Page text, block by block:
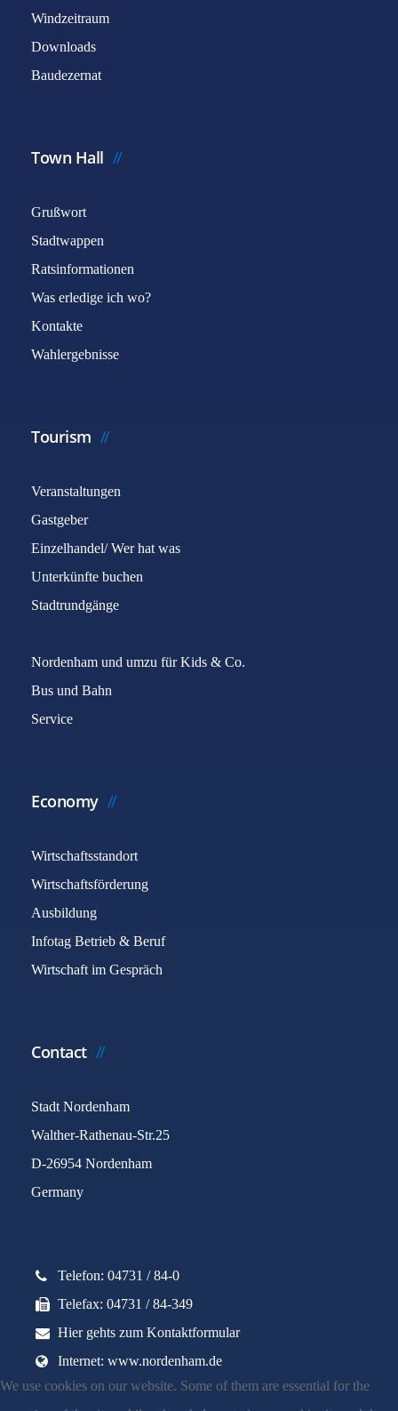
Windzeitraum
Downloads
Baudezernat
Town Hall
Grußwort
Stadtwappen
Ratsinformationen
Was erledige ich wo?
Kontakte
Wahlergebnisse
Tourism
Veranstaltungen
Gastgeber
Einzelhandel/ Wer hat was
Unterkünfte buchen
Stadtrundgänge
Nordenham und umzu für Kids & Co.
Bus und Bahn
Service
Economy
Wirtschaftsstandort
Wirtschaftsförderung
Ausbildung
Infotag Betrieb & Beruf
Wirtschaft im Gespräch
Contact
Stadt Nordenham
Walther-Rathenau-Str.25
D-26954 Nordenham
Germany
Telefon: 04731 / 84-0
Telefax: 04731 / 84-349
Hier gehts zum Kontaktformular
Internet: www.nordenham.de
We use cookies on our website. Some of them are essential for the